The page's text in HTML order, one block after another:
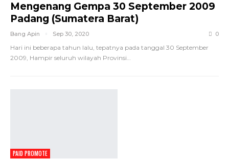
Mengenang Gempa 30 September 2009
Padang (Sumatera Barat)
Bang Apin Sep 30, 2020 0
Hari ini beberapa tahun lalu, tepatnya pada tanggal 30 September
2009, Hampir seluruh wilayah Provinsi…
PAID PROMOTE